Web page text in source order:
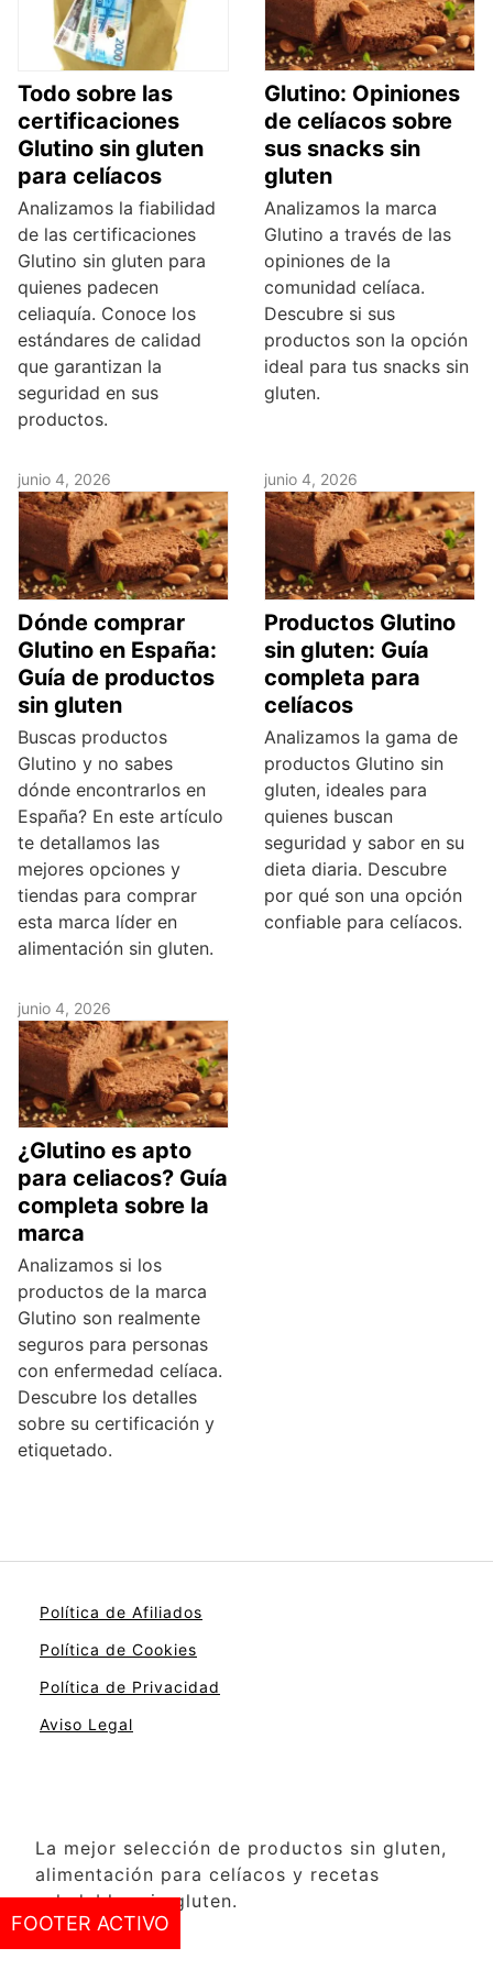
Todo sobre las
certificaciones
Glutino sin gluten
para celíacos
Analizamos la fiabilidad
de las certificaciones
Glutino sin gluten para
quienes padecen
celiaquía. Conoce los
estándares de calidad
que garantizan la
seguridad en sus
productos.
Glutino: Opiniones
de celíacos sobre
sus snacks sin
gluten
Analizamos la marca
Glutino a través de las
opiniones de la
comunidad celíaca.
Descubre si sus
productos son la opción
ideal para tus snacks sin
gluten.
junio 4, 2026
Dónde comprar
Glutino en España:
Guía de productos
sin gluten
Buscas productos
Glutino y no sabes
dónde encontrarlos en
España? En este artículo
te detallamos las
mejores opciones y
tiendas para comprar
esta marca líder en
alimentación sin gluten.
junio 4, 2026
Productos Glutino
sin gluten: Guía
completa para
celíacos
Analizamos la gama de
productos Glutino sin
gluten, ideales para
quienes buscan
seguridad y sabor en su
dieta diaria. Descubre
por qué son una opción
confiable para celíacos.
junio 4, 2026
¿Glutino es apto
para celiacos? Guía
completa sobre la
marca
Analizamos si los
productos de la marca
Glutino son realmente
seguros para personas
con enfermedad celíaca.
Descubre los detalles
sobre su certificación y
etiquetado.
Política de Afiliados
Política de Cookies
Política de Privacidad
Aviso Legal
La mejor selección de productos sin gluten,
alimentación para celíacos y recetas
saludables sin gluten.
FOOTER ACTIVO